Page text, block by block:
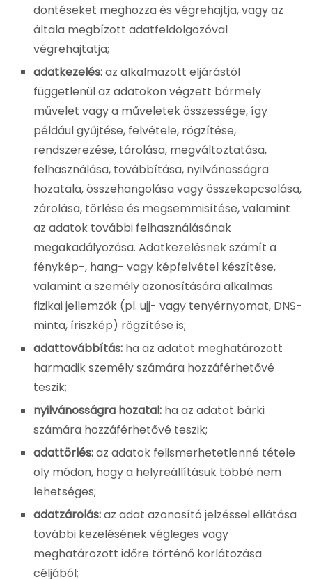
döntéseket meghozza és végrehajtja, vagy az
általa megbízott adatfeldolgozóval
végrehajtatja;
adatkezelés:az alkalmazott eljárástól
függetlenül az adatokon végzett bármely
művelet vagy a műveletek összessége, így
például gyűjtése, felvétele, rögzítése,
rendszerezése, tárolása, megváltoztatása,
felhasználása, továbbítása, nyilvánosságra
hozatala, összehangolása vagy összekapcsolása,
zárolása, törlése és megsemmisítése, valamint
az adatok további felhasználásának
megakadályozása. Adatkezelésnek számít a
fénykép-, hang- vagy képfelvétel készítése,
valamint a személy azonosítására alkalmas
fizikai jellemzők (pl. ujj- vagy tenyérnyomat, DNS-
minta, íriszkép) rögzítése is;
adattovábbítás: ha az adatot meghatározott
harmadik személy számára hozzáférhetővé
teszik;
nyilvánosságra hozatal: ha az adatot bárki
számára hozzáférhetővé teszik;
adattörlés:az adatok felismerhetetlenné tétele
oly módon, hogy a helyreállításuk többé nem
lehetséges;
adatzárolás:az adat azonosító jelzéssel ellátása
további kezelésének végleges vagy
meghatározott időre történő korlátozása
céljából;